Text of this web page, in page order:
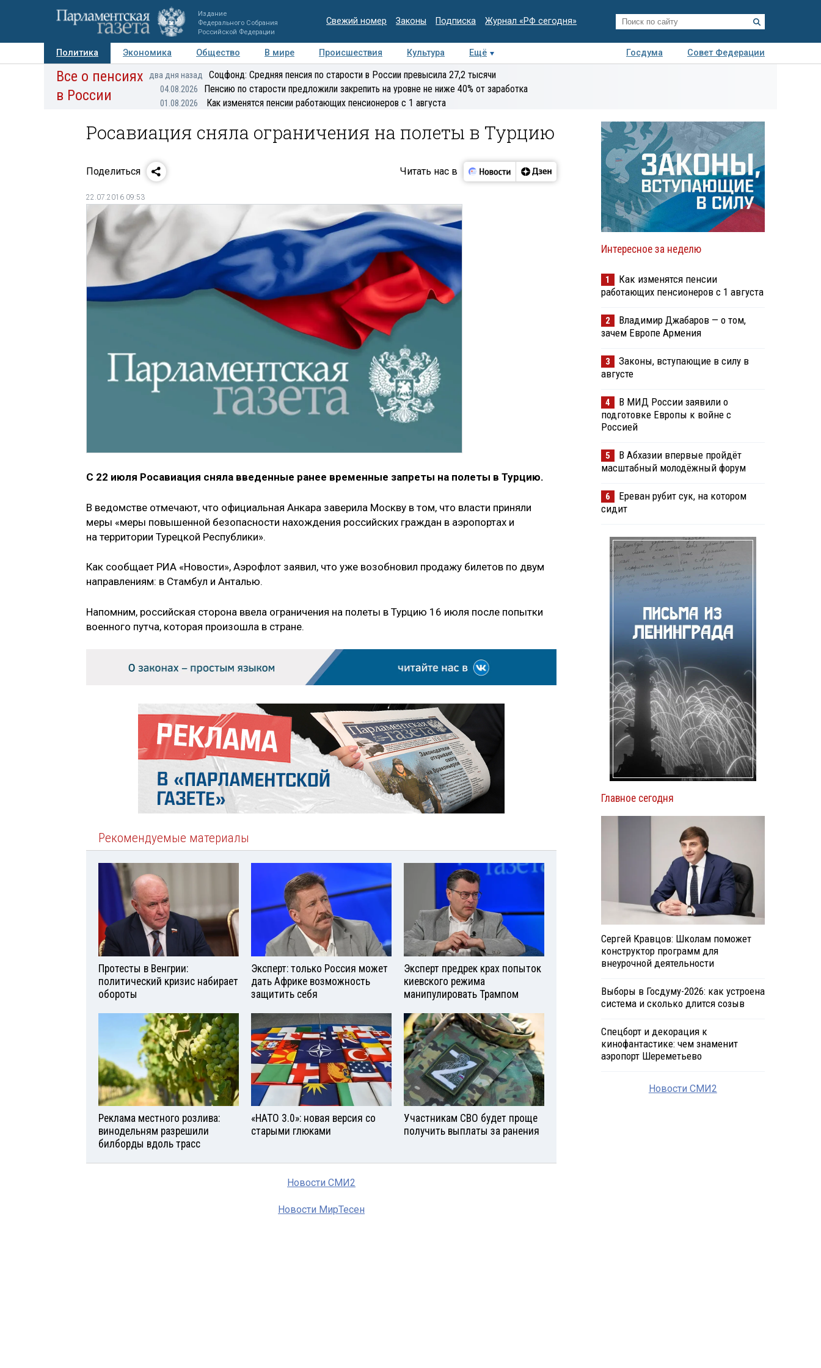
Издание
Федерального Собрания
Российской Федерации
Свежий номер Законы Подписка Журнал «РФ сегодня»
Политика Экономика Общество В мире Происшествия Культура Ещё Госдума
Совет Федерации
Авторы Персоны Мнения Регионы Медиацентр Интервью Колумнисты
Все о пенсиях
в России
два дня назад Соцфонд: Средняя пенсия по старости в России превысила 27,2 тысячи
04.08.2026 Пенсию по старости предложили закрепить на уровне не ниже 40% от заработка
01.08.2026 Как изменятся пенсии работающих пенсионеров с 1 августа
Росавиация сняла ограничения на полеты в Турцию‎
Поделиться Читать нас в
22.07.2016 09:53
С 22 июля Росавиация сняла введенные ранее временные запреты на полеты в Турцию‎.
В ведомстве отмечают, что официальная Анкара заверила Москву в том, что власти приняли
меры «меры повышенной безопасности нахождения российских граждан в аэропортах и
на территории Турецкой Республики».
Как сообщает РИА «Новости», Аэрофлот заявил, что уже возобновил продажу билетов по двум
направлениям: в Стамбул и Анталью.
Напомним, российская сторона ввела ограничения на полеты в Турцию 16 июля после попытки
военного путча, которая произошла в стране.
Рекомендуемые материалы
Протесты в Венгрии:
политический кризис набирает
обороты
Эксперт: только Россия может
дать Африке возможность
защитить себя
Эксперт предрек крах попыток
киевского режима
манипулировать Трампом
Реклама местного розлива:
винодельням разрешили
билборды вдоль трасс
«НАТО 3.0»: новая версия со
старыми глюками
Участникам СВО будет проще
получить выплаты за ранения
Новости СМИ2
Новости МирТесен
Интересное за неделю
1
Как изменятся пенсии
работающих пенсионеров с 1 августа
2
Владимир Джабаров — о том,
зачем Европе Армения
3
Законы, вступающие в силу в
августе
4
В МИД России заявили о
подготовке Европы к войне с
Россией
5
В Абхазии впервые пройдёт
масштабный молодёжный форум
6
Ереван рубит сук, на котором
сидит
Главное сегодня
Сергей Кравцов: Школам поможет
конструктор программ для
внеурочной деятельности
Выборы в Госдуму-2026: как устроена
система и сколько длится созыв
Спецборт и декорация к
кинофантастике: чем знаменит
аэропорт Шереметьево
Новости СМИ2